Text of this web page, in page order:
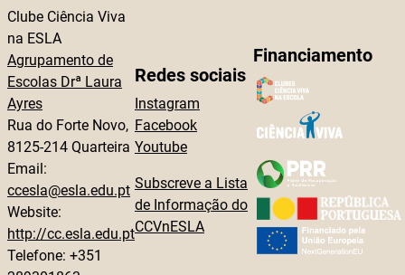
Clube Ciência Viva
na ESLA
Agrupamento de
Escolas Drª Laura
Ayres
Rua do Forte Novo,
8125-214 Quarteira
Email:
ccesla@esla.edu.pt
Website:
http://cc.esla.edu.pt
Telefone: +351
Redes sociais
Instagram
Facebook
Youtube
Subscreve a Lista
de Informação do
CCVnESLA
Financiamento